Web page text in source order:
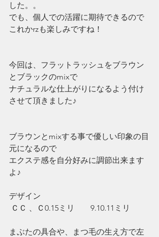
した。。
でも、個人での活躍に期待できるので
これかrzも楽しみですね！
今回は、フラットラッシュをブラウン
とブラックのmixで
ナチュラルな仕上がりになるよう付け
させて頂きました♪
ブラウンとmixする事で優しい印象の目
元になるので
エクステ感を自分好みに調節出来ます
よ♪
デザイン
ＣＣ 、Ｃ0.15ミリ　　9.10.11ミリ
まぶたの具合や、まつ毛の生え方で左